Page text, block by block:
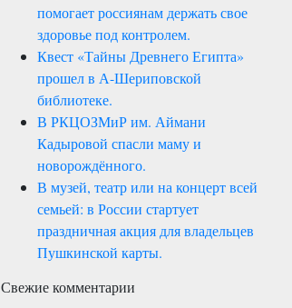
помогает россиянам держать свое
здоровье под контролем.
Квест «Тайны Древнего Египта»
прошел в А-Шериповской
библиотеке.
В РКЦОЗМиР им. Аймани
Кадыровой спасли маму и
новорождённого.
В музей, театр или на концерт всей
семьей: в России стартует
праздничная акция для владельцев
Пушкинской карты.
Свежие комментарии